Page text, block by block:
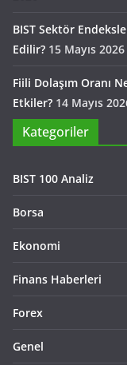
BIST Sektör
Edilir? 15 Mayıs 2026
Fiili Dolaşım Oranı
Etkiler? 14 Mayıs
Kategoriler
BIST 100 Analiz
Borsa
Ekonomi
Finans Haberleri
Forex
Genel